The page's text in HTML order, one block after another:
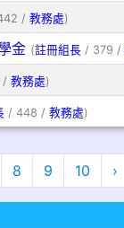
/ 教務處)
金 (註冊組長/ 379 /
/ 教務處)
/ 448 / 教務處)
8 9 10 ›